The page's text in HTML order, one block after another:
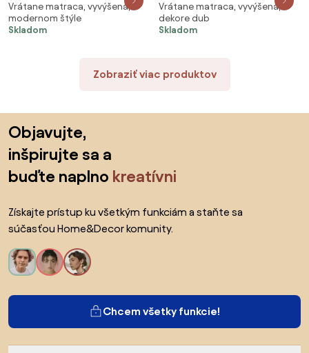
borovica Rošt: S lamelovým
roštom, Matrac: Matrac DELUXE
10 cm
Vrátane matraca, vyvýšená, v
modernom štýle
Skladom
Rošt: Bez roštu, Matrac:
Matrac SOMMERA 18 cm
Vrátane matraca, vyvýšená, v
dekore dub
Skladom
Zobraziť viac produktov
Objavujte,
inšpirujte sa a
buďte naplno kreatívni
Získajte prístup ku všetkým funkciám a staňte sa
súčasťou Home&Decor komunity.
Chcem všetky funkcie!